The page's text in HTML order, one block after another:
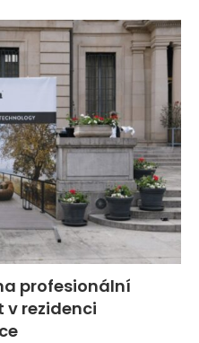
profesionální
v rezidenci